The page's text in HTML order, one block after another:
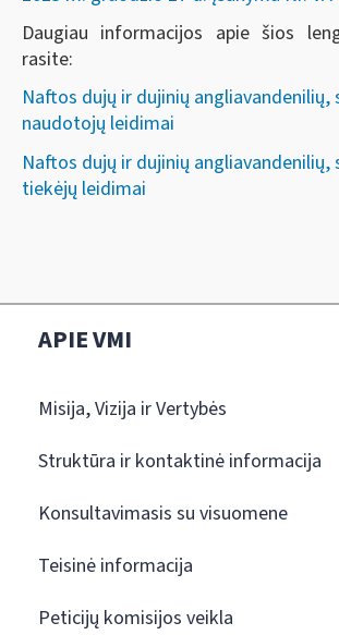
Daugiau informacijos apie šios
rasite:
Naftos dujų ir dujinių
naudotojų leidimai
Naftos dujų ir dujinių
tiekėjų leidimai
APIE VMI
Misija, Vizija ir Vertybės
Struktūra ir kontaktinė informacija
Konsultavimasis su visuomene
Teisinė informacija
Peticijų komisijos veikla